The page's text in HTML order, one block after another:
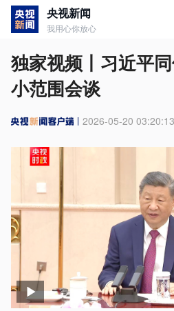
央视新闻
我用心你放心
独家视频丨习近平
小范围会谈
2026-05-20 03:20:13